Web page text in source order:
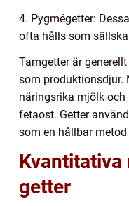
4. Pygmégetter:
ofta hålls som
Tamgetter är
som produktionsdjur.
näringsrika mjölk och
fetaost. Getter
som en hållbar
Kvantitativa
getter